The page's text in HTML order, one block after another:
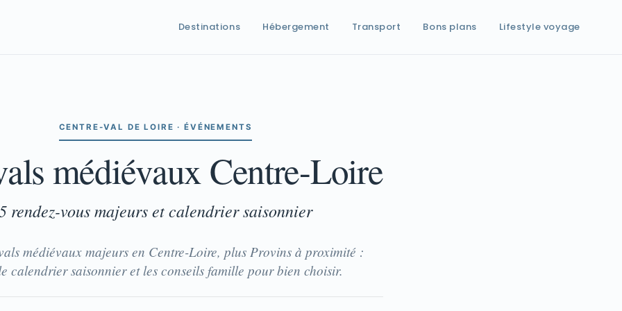
Destinations Hébergement Transport Bons plans Lifestyle voyage
CENTRE-VAL DE LOIRE · ÉVÉNEMENTS
médiévaux Centre-Loire
rendez-vous majeurs et calendrier saisonnier
médiévaux majeurs en Centre-Loire, plus Provins à proximité :
calendrier saisonnier et les conseils famille pour bien choisir.